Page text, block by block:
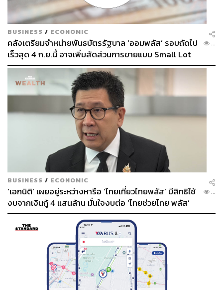
BUSINESS / ECONOMIC
คลังเตรียมจำหน่ายพันธบัตรรัฐบาล ‘ออมพลัส’ รอบถัดไป
เร็วสุด 4 ก.ย.นี้ อาจเพิ่มสัดส่วนการขายแบบ Small Lot
First มากขึ้น
...
BUSINESS / ECONOMIC
‘เอกนิติ’ เผยอยู่ระหว่างหารือ ‘ไทยเที่ยวไทยพลัส’ มีสิทธิใช้
งบจากเงินกู้ 4 แสนล้าน มั่นใจงบต่อ ‘ไทยช่วยไทย พลัส’
เฟส 2 มีเพียงพอ
...